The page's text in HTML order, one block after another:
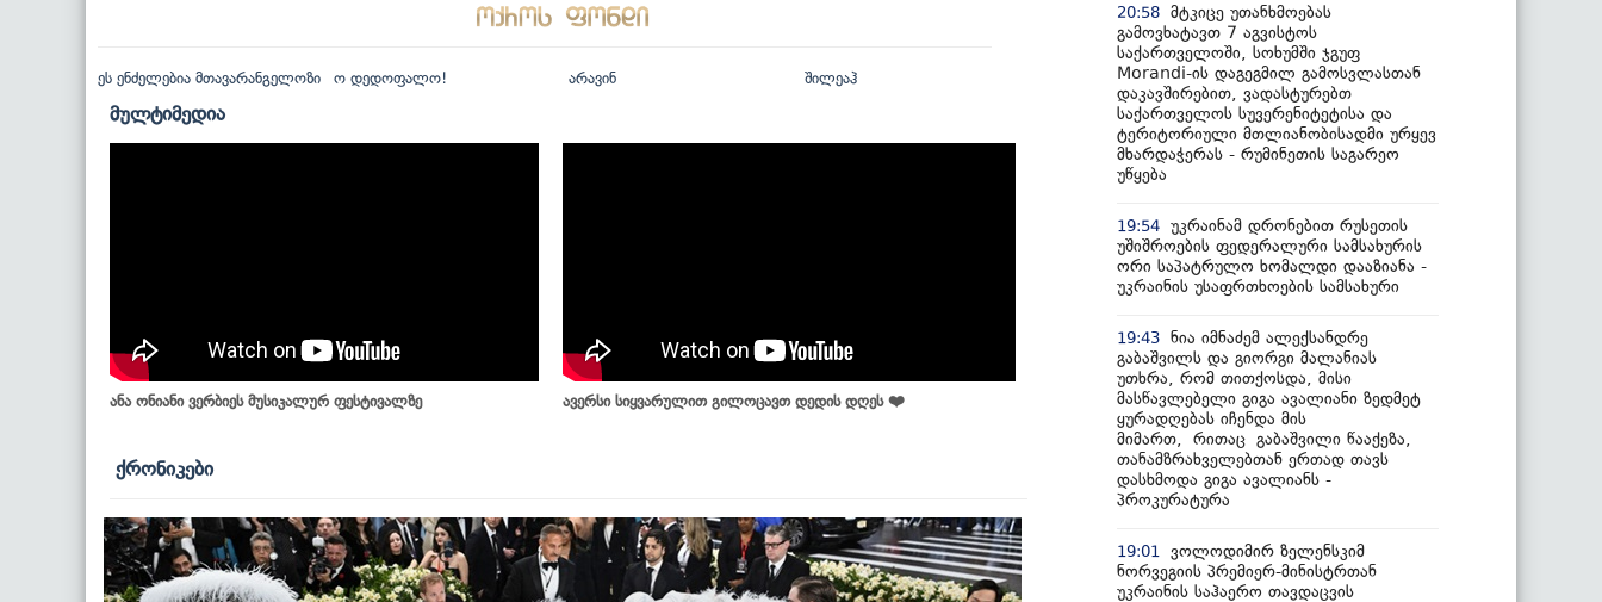
ეს ენძელებია მთავარანგელოზი ო დედოფალო! არავინ შილეაჰ
მულტიმედია
ანა ონიანი ვერბიეს მუსიკალურ ფესტივალზე ავერსი სიყვარულით გილოცავთ დედის დღეს ❤️
ქრონიკები
20:58 მტკიცე უთანხმოებას
გამოვხატავთ 7 აგვისტოს
საქართველოში, სოხუმში ჯგუფ
Morandi-ის დაგეგმილ გამოსვლასთან
დაკავშირებით, ვადასტურებთ
საქართველოს სუვერენიტეტისა და
ტერიტორიული მთლიანობისადმი ურყევ
მხარდაჭერას - რუმინეთის საგარეო
უწყება
19:54 უკრაინამ დრონებით რუსეთის
უშიშროების ფედერალური სამსახურის
ორი საპატრულო ხომალდი დააზიანა -
უკრაინის უსაფრთხოების სამსახური
19:43 ნია იმნაძემ ალექსანდრე
გაბაშვილს და გიორგი მალანიას
უთხრა, რომ თითქოსდა, მისი
მასწავლებელი გიგა ავალიანი ზედმეტ
ყურადღებას იჩენდა მის
მიმართ, რითაც გაბაშვილი წააქეზა,
თანამზრახველებთან ერთად თავს
დასხმოდა გიგა ავალიანს -
პროკურატურა
19:01
ვოლოდიმირ ზელენსკიმ
ნორვეგიის პრემიერ-მინისტრთან
უკრაინის საჰაერო თავდაცვის